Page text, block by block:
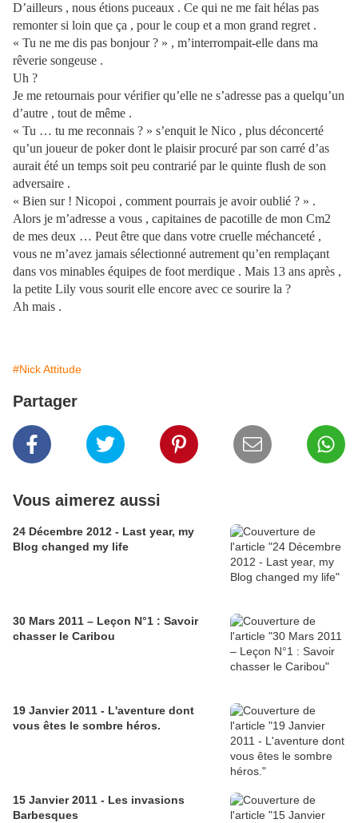
D’ailleurs , nous étions puceaux . Ce qui ne me fait hélas pas
remonter si loin que ça , pour le coup et a mon grand regret .
« Tu ne me dis pas bonjour ? » , m’interrompait-elle dans ma
rêverie songeuse .
Uh ?
Je me retournais pour vérifier qu’elle ne s’adresse pas a quelqu’un
d’autre , tout de même .
« Tu … tu me reconnais ? » s’enquit le Nico , plus déconcerté
qu’un joueur de poker dont le plaisir procuré par son carré d’as
aurait été un temps soit peu contrarié par le quinte flush de son
adversaire .
« Bien sur ! Nicopoi , comment pourrais je avoir oublié ? » .
Alors je m’adresse a vous , capitaines de pacotille de mon Cm2
de mes deux … Peut être que dans votre cruelle méchanceté ,
vous ne m’avez jamais sélectionné autrement qu’en remplaçant
dans vos minables équipes de foot merdique . Mais 13 ans après ,
la petite Lily vous sourit elle encore avec ce sourire la ?
Ah mais .
#Nick Attitude
Partager
Vous aimerez aussi
24 Décembre 2012 - Last year, my
Blog changed my life
30 Mars 2011 – Leçon N°1 : Savoir
chasser le Caribou
19 Janvier 2011 - L'aventure dont
vous êtes le sombre héros.
15 Janvier 2011 - Les invasions
Barbesques